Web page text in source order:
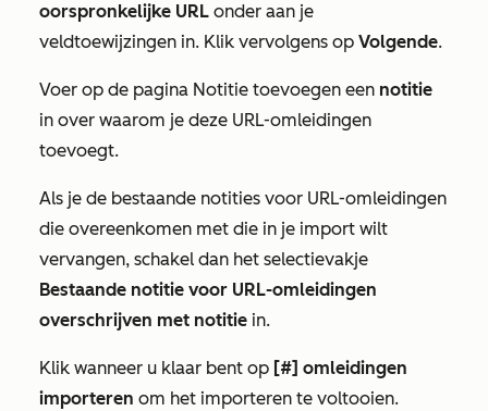
oorspronkelijke URL onder aan je
veldtoewijzingen in. Klik vervolgens op Volgende.
Voer op de pagina Notitie toevoegen een notitie
in over waarom je deze URL-omleidingen
toevoegt.
Als je de bestaande notities voor URL-omleidingen
die overeenkomen met die in je import wilt
vervangen, schakel dan het selectievakje
Bestaande notitie voor URL-omleidingen
overschrijven met notitie in.
Klik wanneer u klaar bent op [#] omleidingen
importeren om het importeren te voltooien.